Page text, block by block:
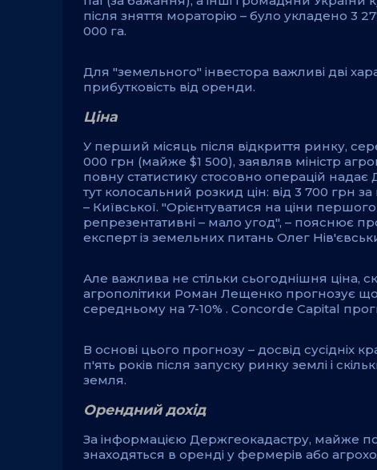
після зняття мораторію – було укладено 3
000 га.
Для "земельного" інвестора важливі дві
прибутковість від оренди.
Ціна
У перший місяць після відкриття ринку,
000 грн (майже $1 500), заявляв міністр
повну статистику стосовно операцій надає
тут колосальний розкид цін: від 3 700 грн
– Київської. "Орієнтуватися на ціни
репрезентативні – мало угод", – пояснює
експерт із земельних питань Олег
Але важлива не стільки сьогоднішня ціна,
агрополітики Роман Лещенко прогнозує
середньому на 7-10% . Concorde Capital
В основі цього прогнозу – досвід сусідніх
п'ять років після запуску ринку землі і
земля.
Орендний дохід
За інформацією Держгеокадастру, майже
знаходяться в оренді у фермерів або